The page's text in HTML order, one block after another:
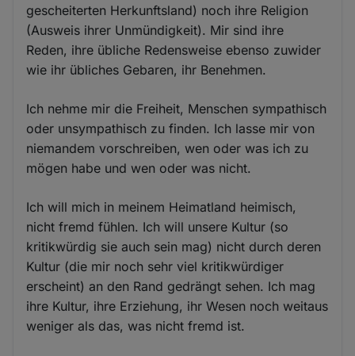
gescheiterten Herkunftsland) noch ihre Religion
(Ausweis ihrer Unmündigkeit). Mir sind ihre
Reden, ihre übliche Redensweise ebenso zuwider
wie ihr übliches Gebaren, ihr Benehmen.
Ich nehme mir die Freiheit, Menschen sympathisch
oder unsympathisch zu finden. Ich lasse mir von
niemandem vorschreiben, wen oder was ich zu
mögen habe und wen oder was nicht.
Ich will mich in meinem Heimatland heimisch,
nicht fremd fühlen. Ich will unsere Kultur (so
kritikwürdig sie auch sein mag) nicht durch deren
Kultur (die mir noch sehr viel kritikwürdiger
erscheint) an den Rand gedrängt sehen. Ich mag
ihre Kultur, ihre Erziehung, ihr Wesen noch weitaus
weniger als das, was nicht fremd ist.